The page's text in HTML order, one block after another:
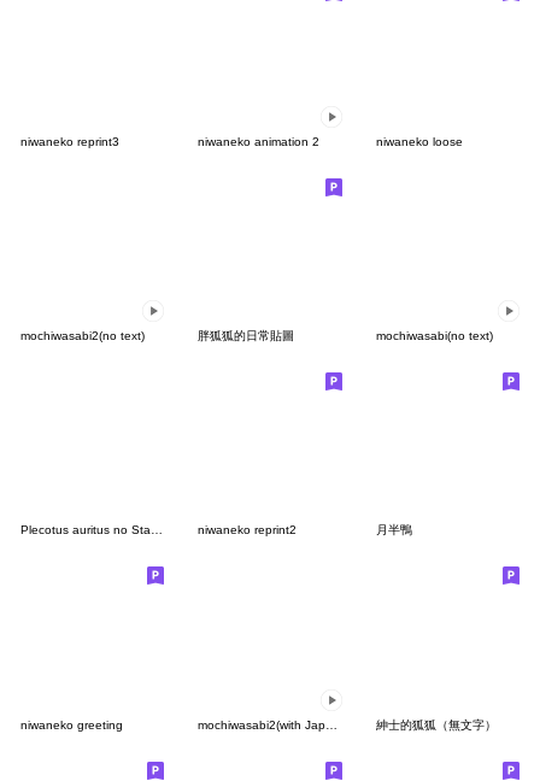
niwaneko reprint3 niwaneko animation 2 niwaneko loose
mochiwasabi2(no text) 胖狐狐的日常貼圖 mochiwasabi(no text)
Plecotus auritus no Stamp niwaneko reprint2 月半鴨
niwaneko greeting 紳士的狐狐（無文字）